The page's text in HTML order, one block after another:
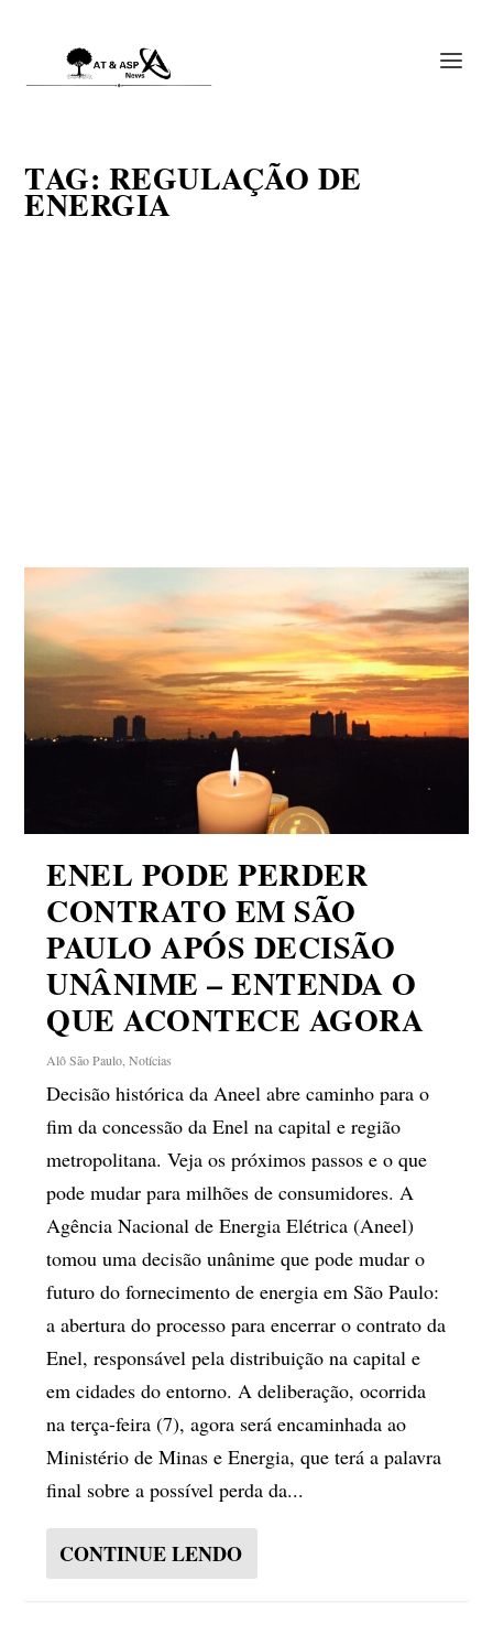
TAG: REGULAÇÃO DE
ENERGIA
ENEL PODE PERDER
CONTRATO EM SÃO
PAULO APÓS DECISÃO
UNÂNIME – ENTENDA O
QUE ACONTECE AGORA
Alô São Paulo ,Notícias
Decisão histórica da Aneel abre caminho para o
fim da concessão da Enel na capital e região
metropolitana. Veja os próximos passos e o que
pode mudar para milhões de consumidores. A
Agência Nacional de Energia Elétrica (Aneel)
tomou uma decisão unânime que pode mudar o
futuro do fornecimento de energia em São Paulo:
a abertura do processo para encerrar o contrato da
Enel, responsável pela distribuição na capital e
em cidades do entorno. A deliberação, ocorrida
na terça-feira (7), agora será encaminhada ao
Ministério de Minas e Energia, que terá a palavra
final sobre a possível perda da...
CONTINUE LENDO